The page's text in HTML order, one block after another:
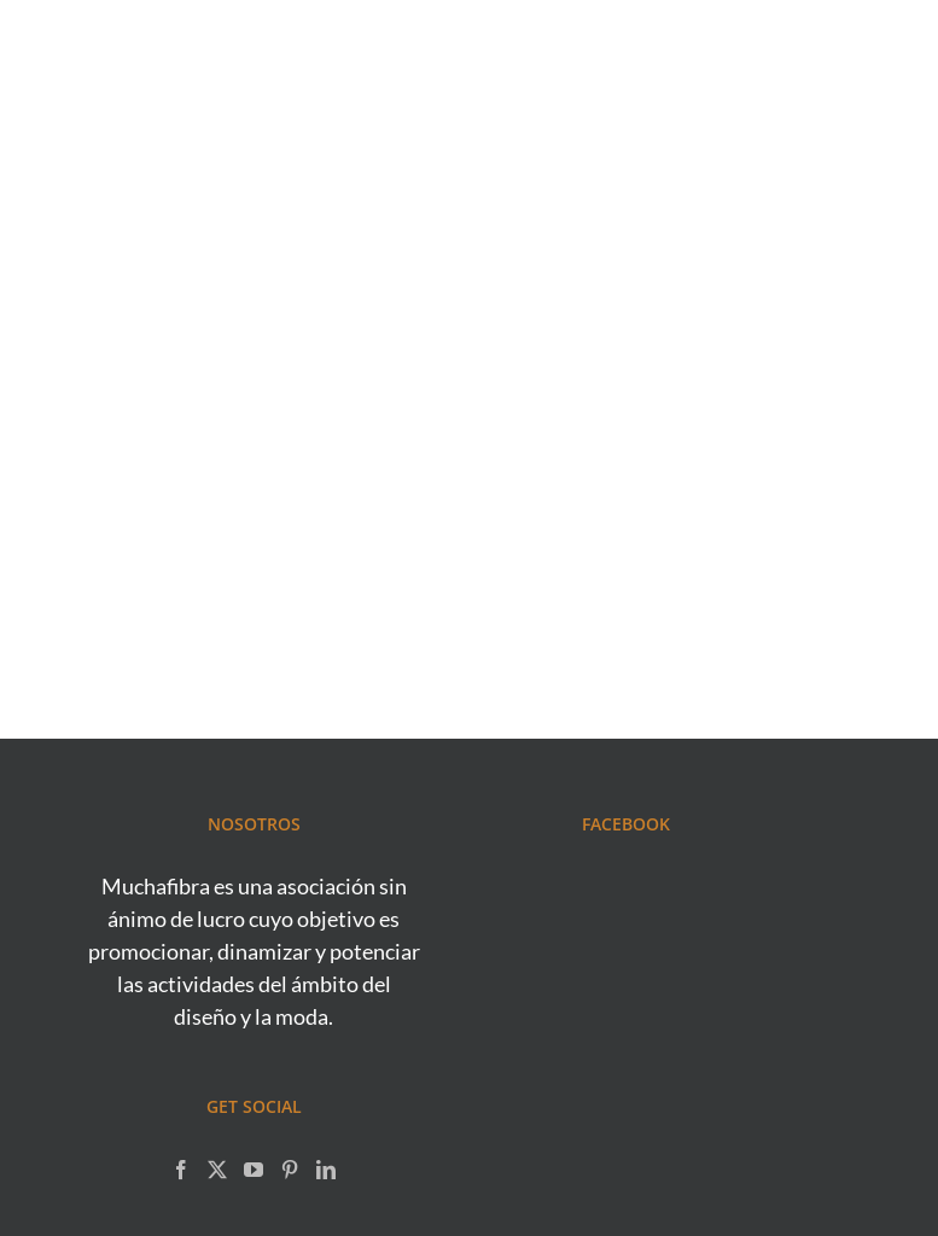
NOSOTROS
Muchafibra es una asociación sin
ánimo de lucro cuyo objetivo es
promocionar, dinamizar y potenciar
las actividades del ámbito del
diseño y la moda.
GET SOCIAL
FACEBOOK